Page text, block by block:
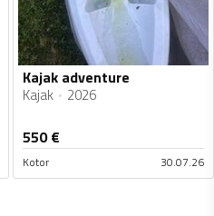
Kajak adventure
Kajak 2026
550€
Kotor 30.07.26